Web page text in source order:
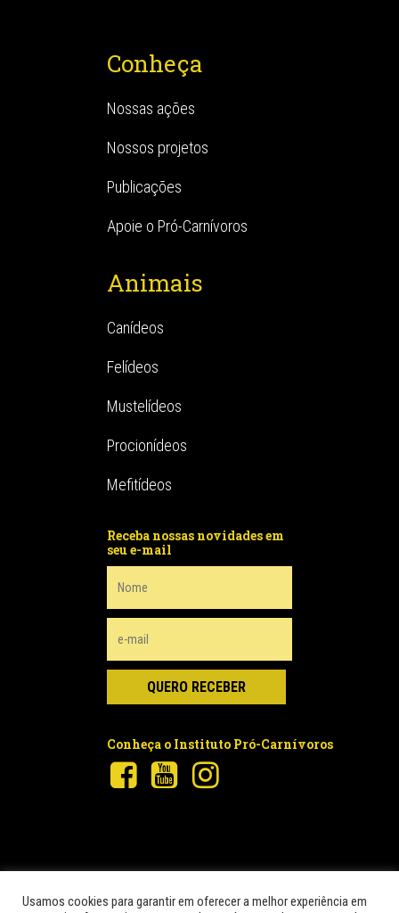
Conheça
Nossas ações
Nossos projetos
Publicações
Apoie o Pró-Carnívoros
Animais
Canídeos
Felídeos
Mustelídeos
Procionídeos
Mefitídeos
Receba nossas novidades em
seu e-mail
Conheça o Instituto Pró-Carnívoros
Usamos cookies para garantir em oferecer a melhor experiência em